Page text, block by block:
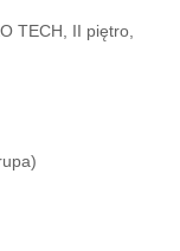
TECH, II piętro,